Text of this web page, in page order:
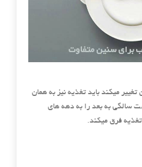
تغییر میکند باید تغذیه نیز به همان
سالگی به بعد را به دهه های
فرق میکند.